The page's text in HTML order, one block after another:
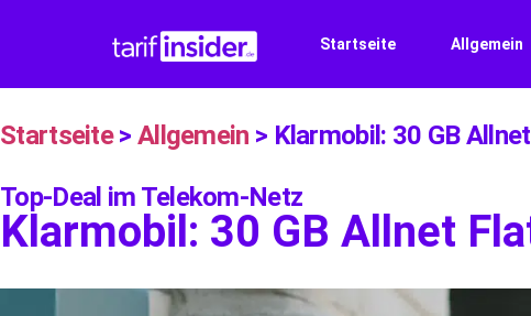
Startseite Allgemein
Startseite> Allgemein > Klarmobil: 30 GB
Top-Deal im Telekom-Netz
Klarmobil: 30 GB Allnet